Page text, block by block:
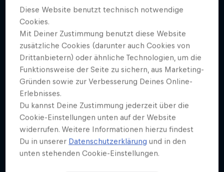
Diese Website benutzt technisch notwendige
Cookies.
Mit Deiner Zustimmung benutzt diese Website
zusätzliche Cookies (darunter auch Cookies von
Drittanbietern) oder ähnliche Technologien, um die
Funktionsweise der Seite zu sichern, aus Marketing-
Gründen sowie zur Verbesserung Deines Online-
Erlebnisses.
Du kannst Deine Zustimmung jederzeit über die
Cookie-Einstellungen unten auf der Website
widerrufen. Weitere Informationen hierzu findest
Du in unserer Datenschutzerklärung und in den
unten stehenden Cookie-Einstellungen.